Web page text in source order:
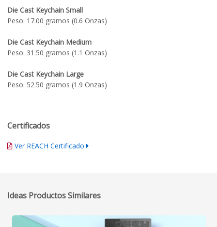
Die Cast Keychain Small
Peso: 17.00 gramos (0.6 Onzas)
Die Cast Keychain Medium
Peso: 31.50 gramos (1.1 Onzas)
Die Cast Keychain Large
Peso: 52.50 gramos (1.9 Onzas)
Certificados
Ver REACH Certificado
Ideas Productos Similares